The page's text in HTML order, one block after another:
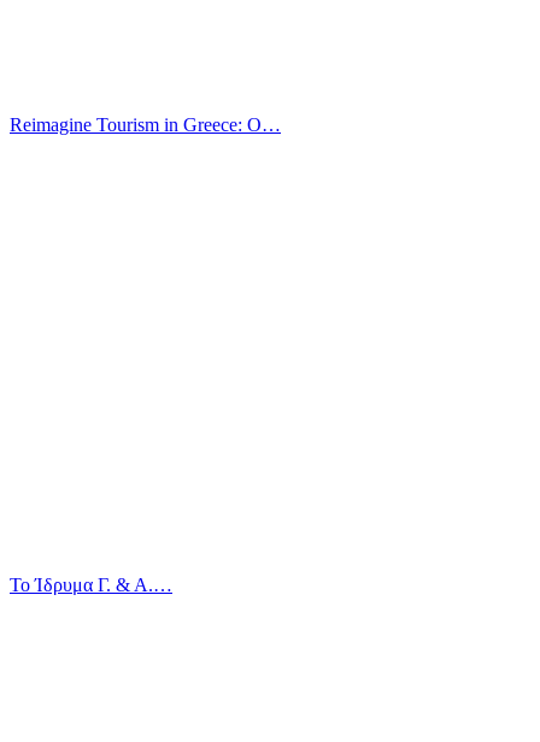
Reimagine Tourism in Greece: O…
Το Ίδρυμα Γ. & Α.…